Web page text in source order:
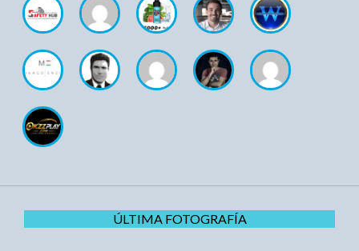
ÚLTIMA FOTOGRAFÍA